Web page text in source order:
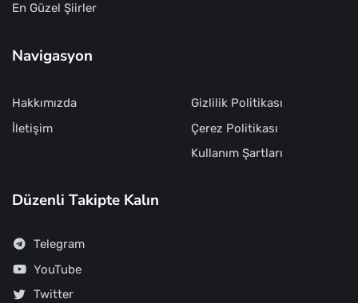
En Güzel Şiirler
Navigasyon
Hakkımızda
İletişim
Gizlilik Politikası
Çerez Politikası
Kullanım Şartları
Düzenli Takipte Kalın
Telegram
YouTube
Twitter